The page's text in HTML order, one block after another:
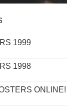
1999
1998
ONLINE!